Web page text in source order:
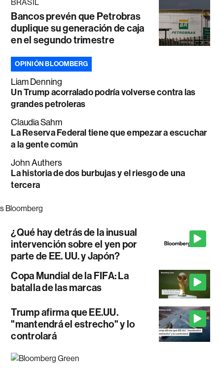
BRASIL
Bancos prevén que Petrobras
duplique su generación de caja
en el segundo trimestre
OPINIÓN BLOOMBERG
Liam Denning
Un Trump acorralado podría volverse contra las
grandes petroleras
Claudia Sahm
La Reserva Federal tiene que empezar a escuchar
a la gente común
John Authers
La historia de dos burbujas y el riesgo de una
tercera
¿Qué hay detrás de la inusual
intervención sobre el yen por
parte de EE. UU. y Japón?
Copa Mundial de la FIFA: La
batalla de las marcas
Trump afirma que EE.UU.
"mantendrá el estrecho" y lo
controlará